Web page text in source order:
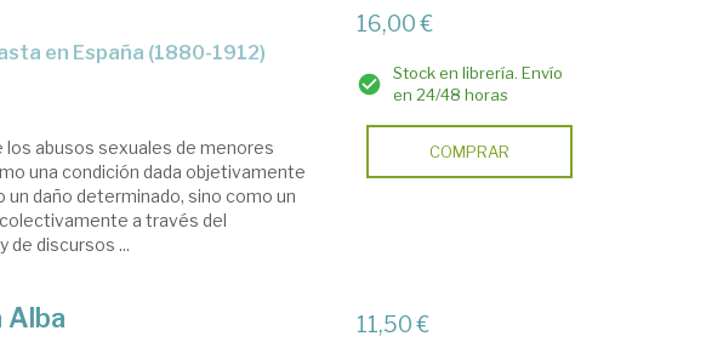
en España (1880-1912)
abusos sexuales de menores
una condición dada objetivamente
un daño determinado, sino como un
a través del
de discursos ...
16,00 €
Stock en librería. Envío
en 24/48 horas
COMPRAR
Alba 11,50 €